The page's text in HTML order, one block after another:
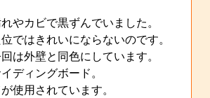
やカビで黒ずんでいました。
ではきれいにならないのです。
は外壁と同色にしています。
ディングボード。
使用されています。